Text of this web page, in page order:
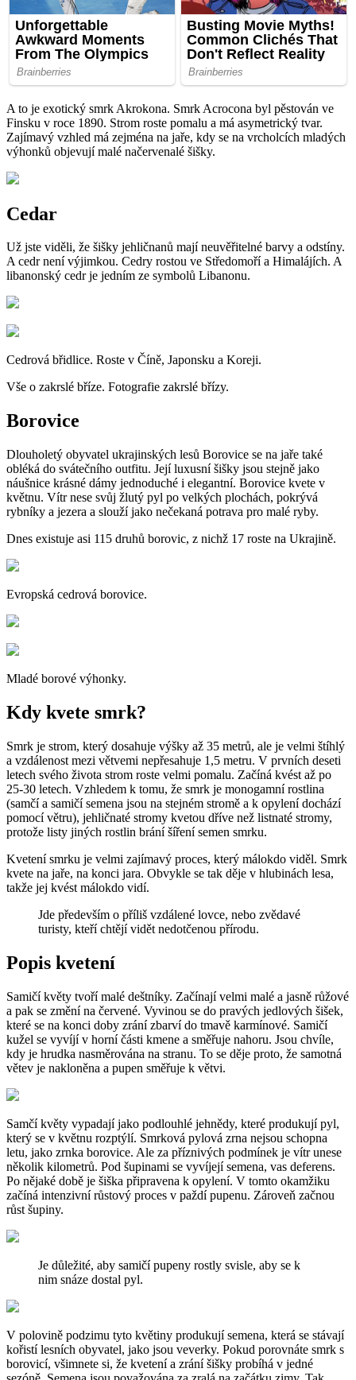
A to je exotický smrk Akrokona. Smrk Acrocona byl pěstován ve
Finsku v roce 1890. Strom roste pomalu a má asymetrický tvar.
Zajímavý vzhled má zejména na jaře, kdy se na vrcholcích mladých
výhonků objevují malé načervenalé šišky.
Cedar
Už jste viděli, že šišky jehličnanů mají neuvěřitelné barvy a odstíny.
A cedr není výjimkou. Cedry rostou ve Středomoří a Himalájích. A
libanonský cedr je jedním ze symbolů Libanonu.
Cedrová břidlice. Roste v Číně, Japonsku a Koreji.
Vše o zakrslé bříze. Fotografie zakrslé břízy.
Borovice
Dlouholetý obyvatel ukrajinských lesů Borovice se na jaře také
obléká do svátečního outfitu. Její luxusní šišky jsou stejně jako
náušnice krásné dámy jednoduché i elegantní. Borovice kvete v
květnu. Vítr nese svůj žlutý pyl po velkých plochách, pokrývá
rybníky a jezera a slouží jako nečekaná potrava pro malé ryby.
Dnes existuje asi 115 druhů borovic, z nichž 17 roste na Ukrajině.
Evropská cedrová borovice.
Mladé borové výhonky.
Kdy kvete smrk?
Smrk je strom, který dosahuje výšky až 35 metrů, ale je velmi štíhlý
a vzdálenost mezi větvemi nepřesahuje 1,5 metru. V prvních deseti
letech svého života strom roste velmi pomalu. Začíná kvést až po
25-30 letech. Vzhledem k tomu, že smrk je monogamní rostlina
(samčí a samičí semena jsou na stejném stromě a k opylení dochází
pomocí větru), jehličnaté stromy kvetou dříve než listnaté stromy,
protože listy jiných rostlin brání šíření semen smrku.
Kvetení smrku je velmi zajímavý proces, který málokdo viděl. Smrk
kvete na jaře, na konci jara. Obvykle se tak děje v hlubinách lesa,
takže jej kvést málokdo vidí.
Jde především o příliš vzdálené lovce, nebo zvědavé
turisty, kteří chtějí vidět nedotčenou přírodu.
Popis kvetení
Samičí květy tvoří malé deštníky. Začínají velmi malé a jasně růžové
a pak se změní na červené. Vyvinou se do pravých jedlových šišek,
které se na konci doby zrání zbarví do tmavě karmínové. Samičí
kužel se vyvíjí v horní části kmene a směřuje nahoru. Jsou chvíle,
kdy je hrudka nasměrována na stranu. To se děje proto, že samotná
větev je nakloněna a pupen směřuje k větvi.
Samčí květy vypadají jako podlouhlé jehnědy, které produkují pyl,
který se v květnu rozptýlí. Smrková pylová zrna nejsou schopna
letu, jako zrnka borovice. Ale za příznivých podmínek je vítr unese
několik kilometrů. Pod šupinami se vyvíjejí semena, vas deferens.
Po nějaké době je šiška připravena k opylení. V tomto okamžiku
začíná intenzivní růstový proces v paždí pupenu. Zároveň začnou
růst šupiny.
Je důležité, aby samičí pupeny rostly svisle, aby se k
nim snáze dostal pyl.
V polovině podzimu tyto květiny produkují semena, která se stávají
kořistí lesních obyvatel, jako jsou veverky. Pokud porovnáte smrk s
borovicí, všimnete si, že kvetení a zrání šišky probíhá v jedné